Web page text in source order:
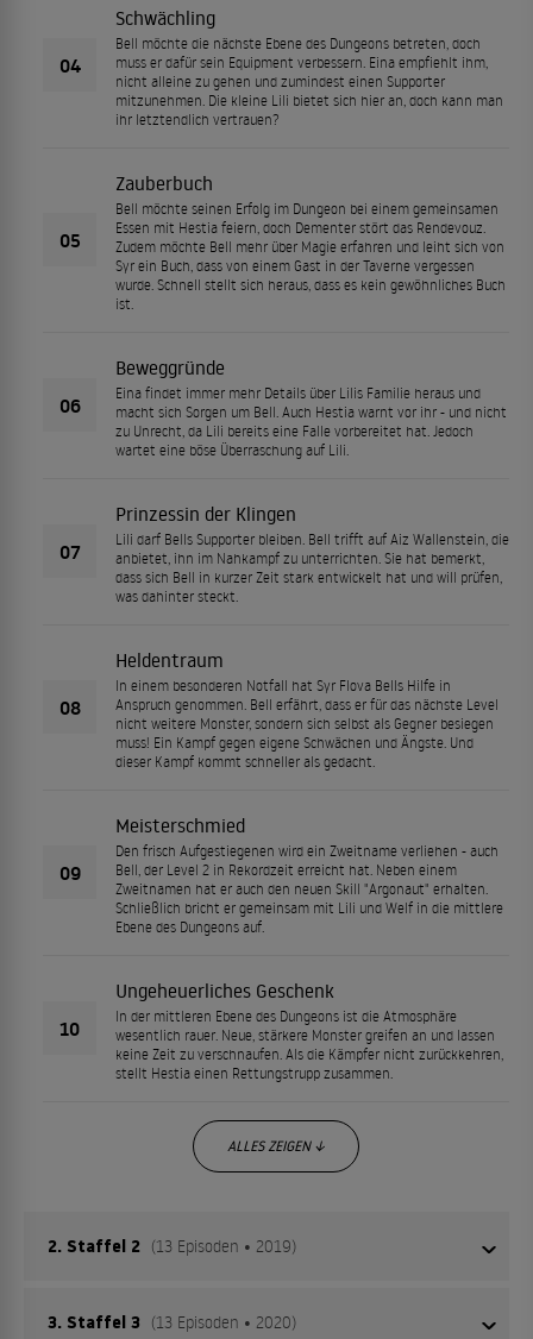
04
Schwächling
Bell möchte die nächste Ebene des Dungeons betreten, doch
muss er dafür sein Equipment verbessern. Eina empfiehlt ihm,
nicht alleine zu gehen und zumindest einen Supporter
mitzunehmen. Die kleine Lili bietet sich hier an, doch kann man
ihr letztendlich vertrauen?
05
Zauberbuch
Bell möchte seinen Erfolg im Dungeon bei einem gemeinsamen
Essen mit Hestia feiern, doch Dementer stört das Rendevouz.
Zudem möchte Bell mehr über Magie erfahren und leiht sich von
Syr ein Buch, dass von einem Gast in der Taverne vergessen
wurde. Schnell stellt sich heraus, dass es kein gewöhnliches Buch
ist.
06
Beweggründe
Eina findet immer mehr Details über Lilis Familie heraus und
macht sich Sorgen um Bell. Auch Hestia warnt vor ihr - und nicht
zu Unrecht, da Lili bereits eine Falle vorbereitet hat. Jedoch
wartet eine böse Überraschung auf Lili.
07
Prinzessin der Klingen
Lili darf Bells Supporter bleiben. Bell trifft auf Aiz Wallenstein, die
anbietet, ihn im Nahkampf zu unterrichten. Sie hat bemerkt,
dass sich Bell in kurzer Zeit stark entwickelt hat und will prüfen,
was dahinter steckt.
08
Heldentraum
In einem besonderen Notfall hat Syr Flova Bells Hilfe in
Anspruch genommen. Bell erfährt, dass er für das nächste Level
nicht weitere Monster, sondern sich selbst als Gegner besiegen
muss! Ein Kampf gegen eigene Schwächen und Ängste. Und
dieser Kampf kommt schneller als gedacht.
09
Meisterschmied
Den frisch Aufgestiegenen wird ein Zweitname verliehen - auch
Bell, der Level 2 in Rekordzeit erreicht hat. Neben einem
Zweitnamen hat er auch den neuen Skill "Argonaut" erhalten.
Schließlich bricht er gemeinsam mit Lili und Welf in die mittlere
Ebene des Dungeons auf.
10
Ungeheuerliches Geschenk
In der mittleren Ebene des Dungeons ist die Atmosphäre
wesentlich rauer. Neue, stärkere Monster greifen an und lassen
keine Zeit zu verschnaufen. Als die Kämpfer nicht zurückkehren,
stellt Hestia einen Rettungstrupp zusammen.
ALLES ZEIGEN ↓
2. Staffel 2 (13 Episoden • 2019)
Aiz Wallenstein ist wegen ihrer Schwertkampffähigkeiten
3. Staffel 3 (13 Episoden • 2020)